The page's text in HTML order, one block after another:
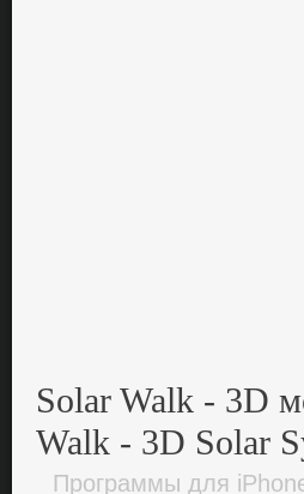
Solar Walk - 3D
Walk - 3D Solar
Программы для